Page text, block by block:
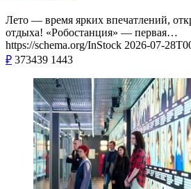
Лето — время ярких впечатлений,
отдыха! «Робостанция» — первая…
https://schema.org/InStock 2026-07-
₽ 373439 1443